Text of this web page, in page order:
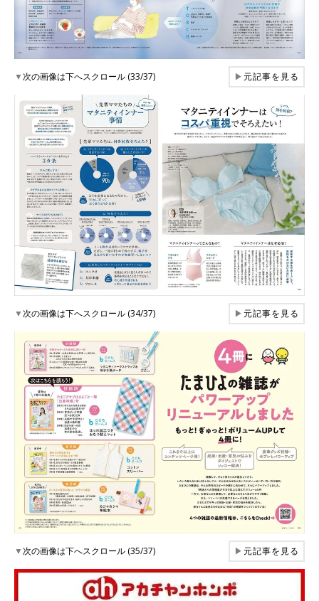
▼次の画像は下へスクロール (33/37) ▶元記事を見る
▼次の画像は下へスクロール (34/37) ▶元記事を見る
▼次の画像は下へスクロール (35/37) ▶元記事を見る